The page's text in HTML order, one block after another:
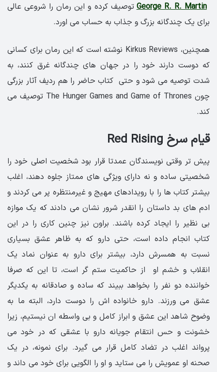
George R. R. Martinتوصیف کرده و این رمان را شروعی عالی
برای یک چندگانه بزرگ و جذاب به حساب می اورد.
همچنین، Kirkus Reviews نوشته است که این رمان برای کسانی
که دوست دارند خود را در جهان های چندگانه غرق کنند، به
شدت توصیه می شود و حتی کتاب حاضر را هم ردیف آثار بزرگی
چون The Hunger Games and Game of Thrones توصیف می
کند.
قیام سرخ Red Rising
پیش تر وقتی نویسندگان عمدتا قرار بود شخصیت اصلی خود را
شخصیتی ساده و نه دارای ویژگی های ممتاز جلوه دهند، اغلب
بیشتر کتاب ها را با رویدادهای مهیج و غیرمنتظره پر می کردند و
ادم های بد داستان را انقدر شرور نشان می دادند که یک موازه
بی نظیر را ایجاد کرده باشند. براون نیز چنین کاری را در این
کتاب انجام داده است، حتی دارو که به ظاهر عشق بسیاری
نسبت به همسرش دارد، بیشتر برای دارو به عنوان نماد یک
انقلاب و خشم او از حاکمیت ستم گر است، تا این که صرفا
خواننده دو نفر را بخواهد ببیند که ساده و صادقانه به یکدیگر
عشق می ورزند. دارو خانواده اش را دوست دارد، البته ما به
وضوح شاهد این عشق و ابراز کامل و بی واسطه ان نیستیم، زیرا
خشونت و حس انتقام جویانه دارو با عشقی که در خود می
پرواند اغلب در تضاد کامل قرار می گیرد. برای نمونه، در یک
صحنه او عمویش را می ستاید و او را الگویی برای خود می داند و